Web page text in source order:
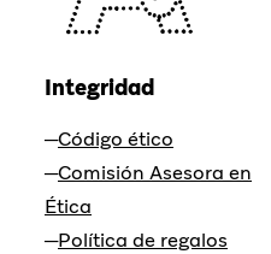
Integridad
Código ético
Comisión Asesora en
Ética
Política de regalos